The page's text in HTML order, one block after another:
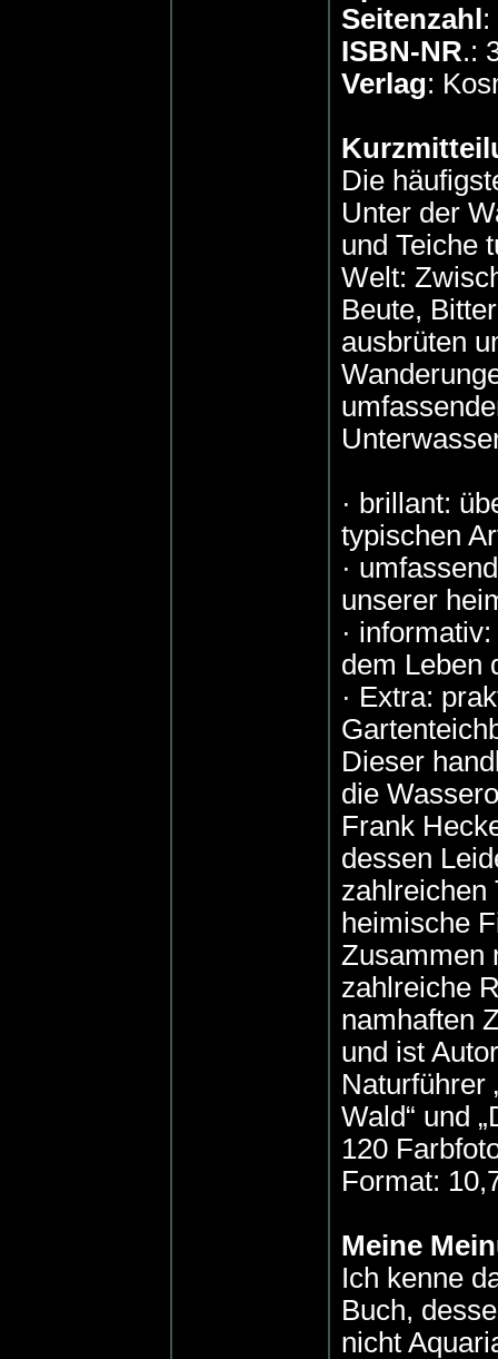
Seitenzahl :
ISBN-NR.:
Verlag:
Die
Unter der
und Teiche
Welt:
Beute,
ausbrüten
· brillant:
typischen
·
unserer
·
dem Leben
· Extra:
Dieser
die
Frank
dessen
zahlreichen
heimische
Zusammen
zahlreiche
namhaften
und ist
Naturführer
Wald“ und
120
Format:
Meine
Ich kenne
Buch,
nicht